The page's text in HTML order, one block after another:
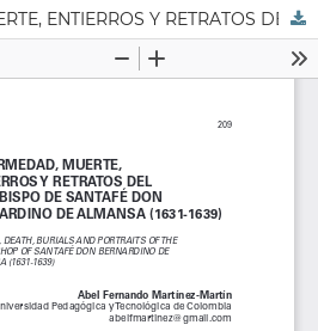
ENFERMEDAD, MUERTE, ENTIERROS Y RETRATOS DEL ARZOBISPO DE SANTAFÉ DON BERNARDINO DE ALMANSA (1631-1639)